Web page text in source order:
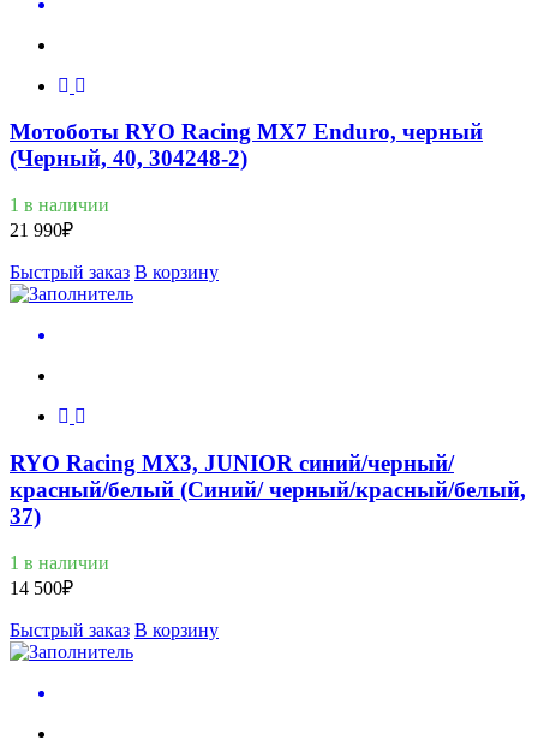
Мотоботы RYO Racing MX7 Enduro, черный
(Черный, 40, 304248-2)
1 в наличии
21 990₽
Быстрый заказ В корзину
RYO Racing MX3, JUNIOR синий/черный/
красный/белый (Синий/ черный/красный/белый,
37)
1 в наличии
14 500₽
Быстрый заказ В корзину